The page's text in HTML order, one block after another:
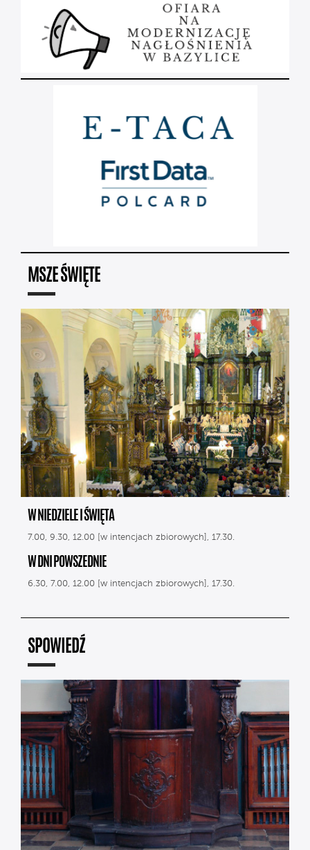
MSZE ŚWIĘTE
W NIEDZIELE I ŚWIĘTA
7.00, 9.30, 12.00 [w intencjach zbiorowych], 17.30.
W DNI POWSZEDNIE
6.30, 7.00, 12.00 [w intencjach zbiorowych], 17.30.
SPOWIEDŹ